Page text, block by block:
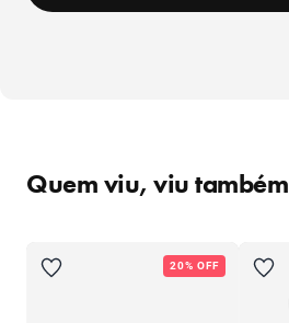
Quem viu, viu também
20% OFF